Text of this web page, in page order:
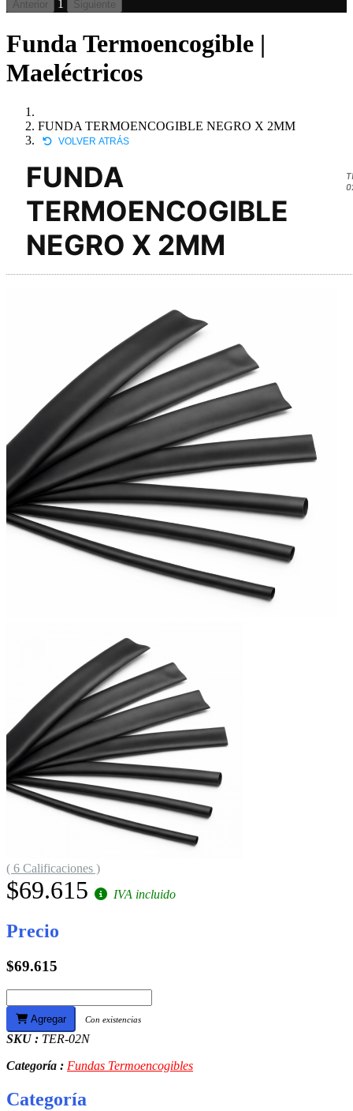
Anterior 1 Siguiente
Funda Termoencogible |
Maeléctricos
FUNDA TERMOENCOGIBLE NEGRO X 2MM
VOLVER ATRÁS
FUNDA
TERMOENCOGIBLE
NEGRO X 2MM
( 6 Calificaciones )
$69.615 IVA incluido
Precio
$69.615
Agregar Con existencias
SKU : TER-02N
Categoría : Fundas Termoencogibles
Categoría